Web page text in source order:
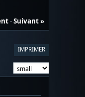
-Suivant »
IMPRIMER